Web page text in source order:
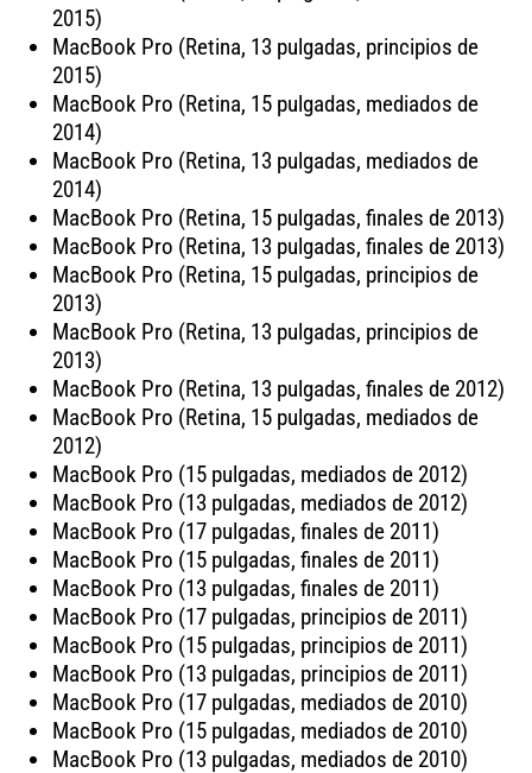
2015)
MacBook Pro (Retina, 13 pulgadas, principios de
2015)
MacBook Pro (Retina, 15 pulgadas, mediados de
2014)
MacBook Pro (Retina, 13 pulgadas, mediados de
2014)
MacBook Pro (Retina, 15 pulgadas, finales de 2013)
MacBook Pro (Retina, 13 pulgadas, finales de 2013)
MacBook Pro (Retina, 15 pulgadas, principios de
2013)
MacBook Pro (Retina, 13 pulgadas, principios de
2013)
MacBook Pro (Retina, 13 pulgadas, finales de 2012)
MacBook Pro (Retina, 15 pulgadas, mediados de
2012)
MacBook Pro (15 pulgadas, mediados de 2012)
MacBook Pro (13 pulgadas, mediados de 2012)
MacBook Pro (17 pulgadas, finales de 2011)
MacBook Pro (15 pulgadas, finales de 2011)
MacBook Pro (13 pulgadas, finales de 2011)
MacBook Pro (17 pulgadas, principios de 2011)
MacBook Pro (15 pulgadas, principios de 2011)
MacBook Pro (13 pulgadas, principios de 2011)
MacBook Pro (17 pulgadas, mediados de 2010)
MacBook Pro (15 pulgadas, mediados de 2010)
MacBook Pro (13 pulgadas, mediados de 2010)